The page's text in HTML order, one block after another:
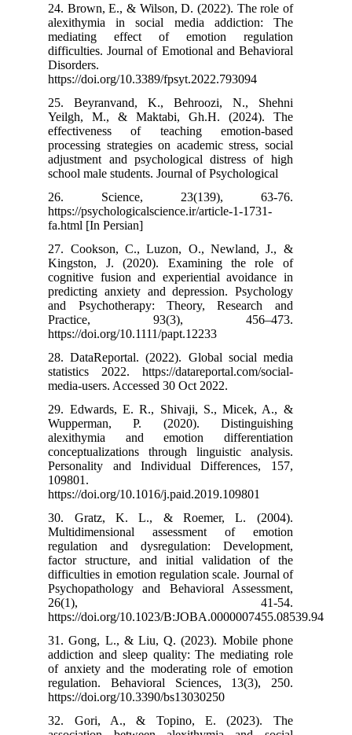
24. Brown, E.,
alexithymia
mediating
difficulties.
25.
Yeilgh, M.,
processing
adjustment
school male
26.
27. Cookson,
Kingston, J.
cognitive
predicting
and
28.
statistics
29. Edwards,
alexithymia
Personality
30. Gratz,
regulation
factor
difficulties in
https://doi.org/
31. Gong, L.,
addiction and
of anxiety and
regulation.
32. Gori,